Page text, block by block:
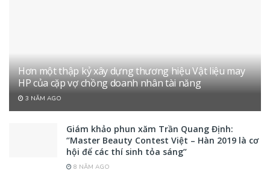
Hơn một thập kỷ xây dựng thương hiệu Vật liệu may
HP của cặp vợ chồng doanh nhân tài năng
3 NĂM AGO
Giám khảo phun xăm Trần Quang Định:
‘’Master Beauty Contest Việt – Hàn 2019 là cơ
hội để các thí sinh tỏa sáng’’
8 NĂM AGO